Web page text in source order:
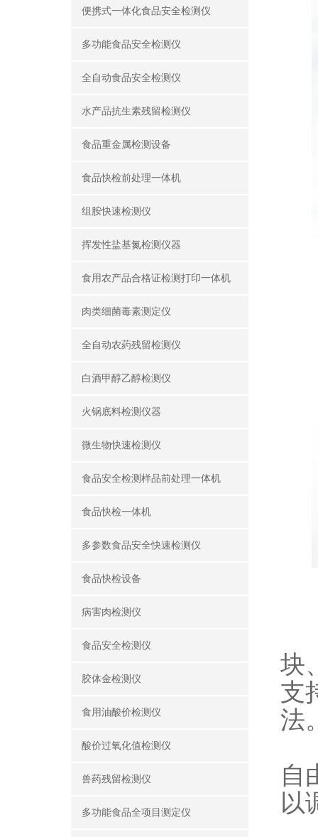
便携式一体化食品安全检测仪
多功能食品安全检测仪
全自动食品安全检测仪
水产品抗生素残留检测仪
食品重金属检测设备
食品快检前处理一体机
组胺快速检测仪
挥发性盐基氮检测仪器
食用农产品合格证检测打印一体机
肉类细菌毒素测定仪
全自动农葯残留检测仪
白酒甲醇乙醇检测仪
火锅底料检测仪器
微生物快速检测仪
食品安全检测样品前处理一体机
食品快检一体机
多参数食品安全快速检测仪
食品快检设备
病害肉检测仪
食品安全检测仪
胶体金检测仪
食用油酸价检测仪
酸价过氧化值检测仪
兽药残留检测仪
多功能食品全项目测定仪
块
支
法
自
以